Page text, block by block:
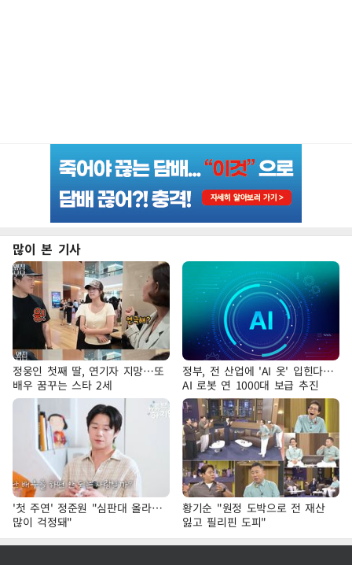
많이 본 기사
정웅인 첫째 딸, 연기자 지망…또
배우 꿈꾸는 스타 2세
정부, 전 산업에 'AI 옷' 입힌다…
AI 로봇 연 1000대 보급 추진
'첫 주연' 정준원 "심판대 올라…
많이 걱정돼"
황기순 "원정 도박으로 전 재산
잃고 필리핀 도피"